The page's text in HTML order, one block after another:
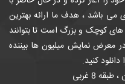
می باشد ، هدف ما ارائه بهترین
کوچک و بزرگ است تا بتوانند
معرض نمایش میلیون ها بیننده
کنید.
8 غربی